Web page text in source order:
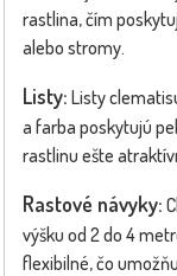
rastlina, čím
alebo stromy.
Listy: Listy
a farba poskytujú
rastlinu ešte
Rastové návyky:
výšku od 2 do 4
flexibilné, čo